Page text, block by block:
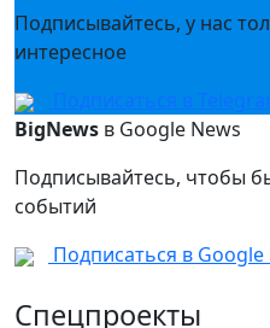
Подписывайтесь, у нас
интересное
Подписаться в
BigNews в Google News
Подписывайтесь, чтобы
событий
Подписаться в Google
Спецпроекты